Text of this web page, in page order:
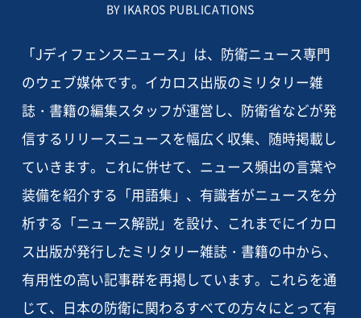
BY IKAROS PUBLICATIONS
「Jディフェンスニュース」は、防衛ニュース専門
のウェブ媒体です。イカロス出版のミリタリー雑
誌・書籍の編集スタッフが運営し、防衛省などが発
信するリリースニュースを幅広く収集、随時掲載し
ていきます。これに併せて、ニュース頻出の言葉や
装備を紹介する「用語集」、有識者がニュースを分
析する「ニュース解説」を設け、これまでにイカロ
ス出版が発行したミリタリー雑誌・書籍の中から、
有用性の高い記事群を再掲しています。これらを通
じて、日本の防衛に関わるすべての方々にとって有